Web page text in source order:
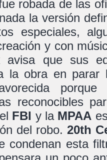
robada de las
la versión
especiales,
y con
avisa que sus
la obra en parar
porque
reconocibles
FBI y la MPAA
del robo. 20th
condenan esta